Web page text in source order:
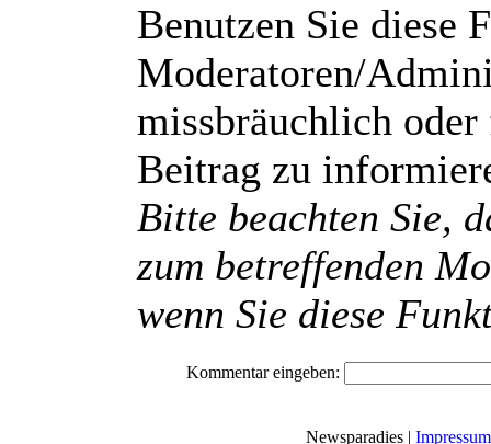
Benutzen Sie diese
Moderatoren/
missbräuchlich oder
Beitrag zu
Bitte beachten Sie,
zum betreffenden
wenn Sie diese
Kommentar eingeben:
Newsparadies | Impressum